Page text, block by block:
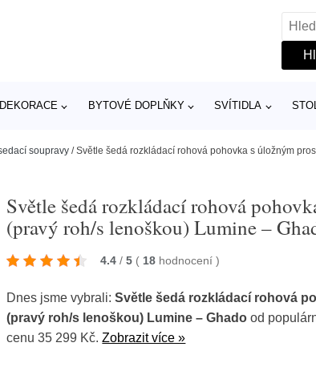
DEKORACE BYTOVÉ DOPLŇKY SVÍTIDLA
soupravy /Světle šedá rozkládací rohová pohovka s úložným
Světle šedá rozkládací rohová
(pravý roh/s lenoškou) Lumine –
4.4 / 5 ( 18 hodnocení)
Dnes jsme vybrali:Světle šedá rozkládací rohová
(pravý roh/s lenoškou) Lumine – Ghado od
cenu 35 299 Kč.Zobrazit více »